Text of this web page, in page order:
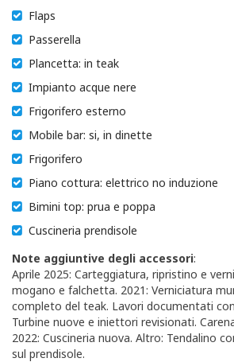
Flaps
Passerella
Plancetta: in teak
Impianto acque nere
Frigorifero esterno
Mobile bar: si, in dinette
Frigorifero
Piano cottura: elettrico no induzione
Bimini top: prua e poppa
Cuscineria prendisole
Note aggiuntive degli accessori:
Aprile 2025: Carteggiatura, ripristino e
mogano e falchetta. 2021: Verniciatura
completo del teak. Lavori documentati
Turbine nuove e iniettori revisionati.
2022: Cuscineria nuova. Altro: Tendalino
sul prendisole.